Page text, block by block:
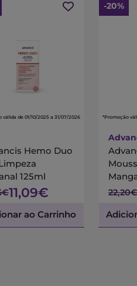
válida de 01/10/2025 a 31/07/2026
Hemo Duo
125ml
11,09€
ao Carrinho
-20%
*Promoção
22,20€